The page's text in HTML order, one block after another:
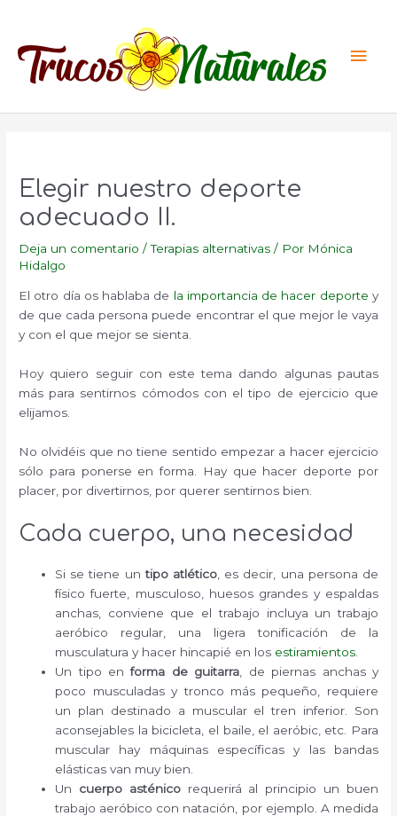
contenido
Elegir nuestro deporte
adecuado II.
Deja un comentario /Terapias alternativas / Por Mónica
Hidalgo
El otro día os hablaba de la importancia de hacer deporte y
de que cada persona puede encontrar el que mejor le vaya
y con el que mejor se sienta.
Hoy quiero seguir con este tema dando algunas pautas
más para sentirnos cómodos con el tipo de ejercicio que
elijamos.
No olvidéis que no tiene sentido empezar a hacer ejercicio
sólo para ponerse en forma. Hay que hacer deporte por
placer, por divertirnos, por querer sentirnos bien.
Cada cuerpo, una necesidad
Si se tiene untipo atlético , es decir, una persona de
físico fuerte, musculoso, huesos grandes y espaldas
anchas, conviene que el trabajo incluya un trabajo
aeróbico regular, una ligera tonificación de la
musculatura y hacer hincapié en los estiramientos
Un tipo en forma de guitarra , de piernas anchas y
poco musculadas y tronco más pequeño, requiere
un plan destinado a muscular el tren inferior. Son
aconsejables la bicicleta, el baile, el aeróbic, etc. Para
muscular hay máquinas específicas y las bandas
elásticas van muy bien.
Un cuerpo asténicorequerirá al principio un buen
trabajo aeróbico con natación, por ejemplo. A medida